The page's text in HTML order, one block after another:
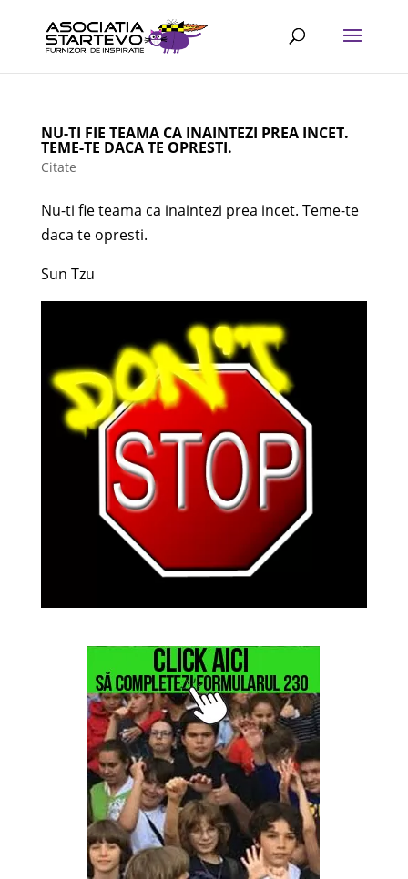
NU-TI FIE TEAMA CA INAINTEZI PREA INCET.
TEME-TE DACA TE OPRESTI.
Citate
Nu-ti fie teama ca inaintezi prea incet. Teme-te
daca te opresti.
Sun Tzu